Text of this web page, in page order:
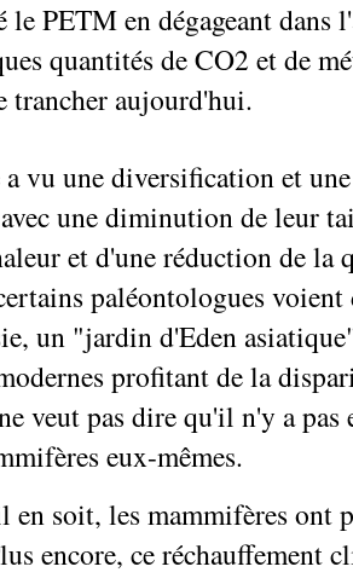
le PETM en dégageant dans
quantités de CO2 et de
trancher aujourd'hui.
vu une diversification et
une diminution de leur
et d'une réduction de
paléontologues voient
un "jardin d'Eden
profitant de la
veut pas dire qu'il n'y a
eux-mêmes.
soit, les mammifères ont
encore, ce réchauffement